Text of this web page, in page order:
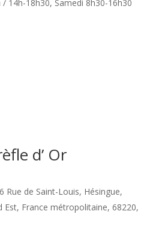
14h-18h30, Samedi 8h30-16h30
d’ Or
Rue de Saint-Louis, Hésingue,
Est, France métropolitaine, 68220,